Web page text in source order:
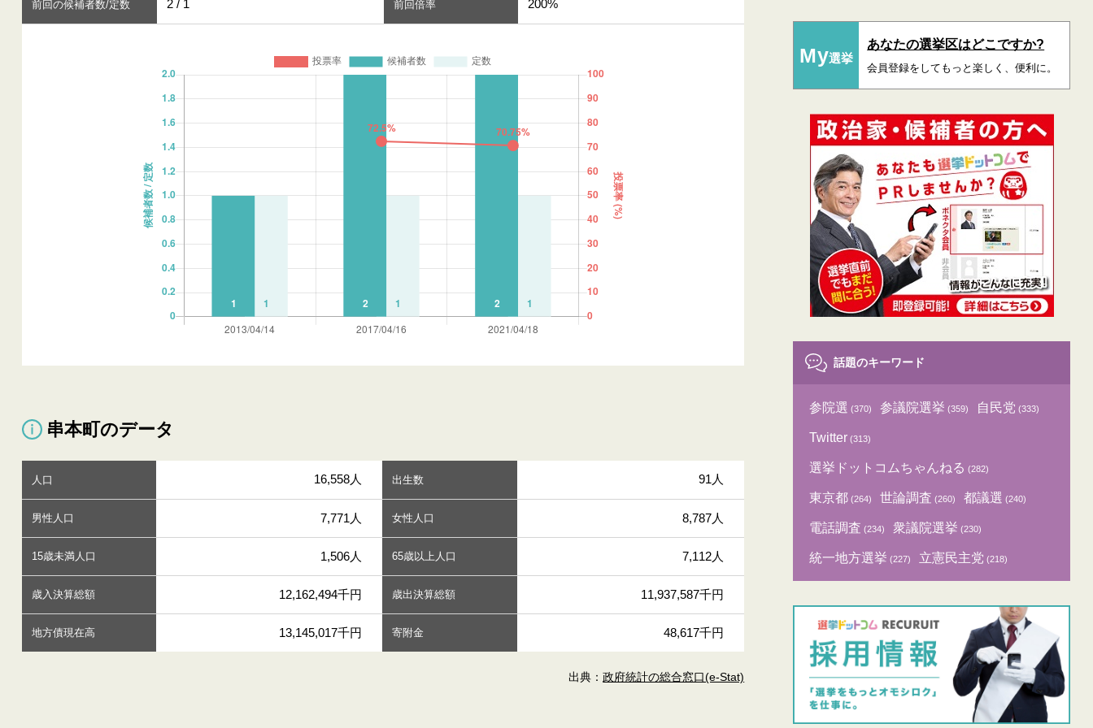
前回の候補者数/定数 2 / 1 前回倍率 200%
串本町のデータ
人口 16,558人 出生数 91人
男性人口 7,771人 女性人口 8,787人
15歳未満人口 1,506人 65歳以上人口 7,112人
歳入決算総額 12,162,494千円 歳出決算総額 11,937,587千円
地方債現在高 13,145,017千円 寄附金 48,617千円
出典：政府統計の総合窓口(e-Stat)
My選挙
あなたの選挙区はどこですか?
会員登録をしてもっと楽しく、便利に。
話題のキーワード
参院選 (370) 参議院選挙 (359) 自民党 (333)
Twitter (313)
選挙ドットコムちゃんねる (282)
東京都 (264) 世論調査 (260) 都議選 (240)
電話調査 (234) 衆議院選挙 (230)
統一地方選挙 (227) 立憲民主党 (218)